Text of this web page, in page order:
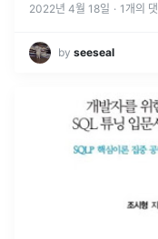
2022년 4월 18일 · 1 개의
by seeseal